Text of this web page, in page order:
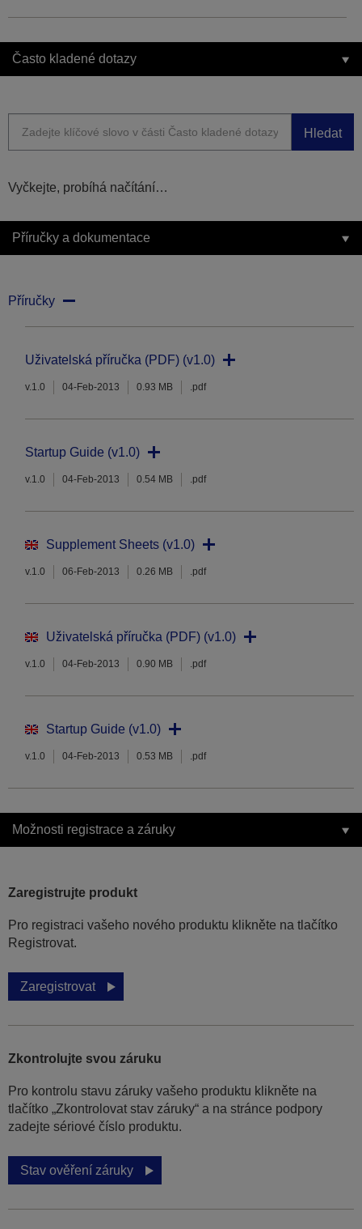
Často kladené dotazy
Hledat
Vyčkejte, probíhá načítání…
Příručky a dokumentace
Příručky
Uživatelská příručka (PDF) (v1.0)
v.1.0 04-Feb-2013 0.93 MB .pdf
Startup Guide (v1.0)
v.1.0 04-Feb-2013 0.54 MB .pdf
Supplement Sheets (v1.0)
v.1.0 06-Feb-2013 0.26 MB .pdf
Uživatelská příručka (PDF) (v1.0)
v.1.0 04-Feb-2013 0.90 MB .pdf
Startup Guide (v1.0)
v.1.0 04-Feb-2013 0.53 MB .pdf
Možnosti registrace a záruky
Zaregistrujte produkt
Pro registraci vašeho nového produktu klikněte na tlačítko
Registrovat.
Zaregistrovat
Zkontrolujte svou záruku
Pro kontrolu stavu záruky vašeho produktu klikněte na
tlačítko „Zkontrolovat stav záruky“ a na stránce podpory
zadejte sériové číslo produktu.
Stav ověření záruky